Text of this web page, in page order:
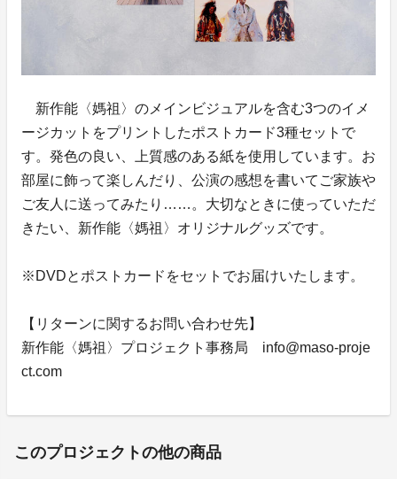
新作能〈媽祖〉のメインビジュアルを含む3つのイメ
ージカットをプリントしたポストカード3種セットで
す。発色の良い、上質感のある紙を使用しています。お
部屋に飾って楽しんだり、公演の感想を書いてご家族や
ご友人に送ってみたり……。大切なときに使っていただ
きたい、新作能〈媽祖〉オリジナルグッズです。
※DVDとポストカードをセットでお届けいたします。
【リターンに関するお問い合わせ先】
新作能〈媽祖〉プロジェクト事務局 info@maso-proje
ct.com
このプロジェクトの他の商品